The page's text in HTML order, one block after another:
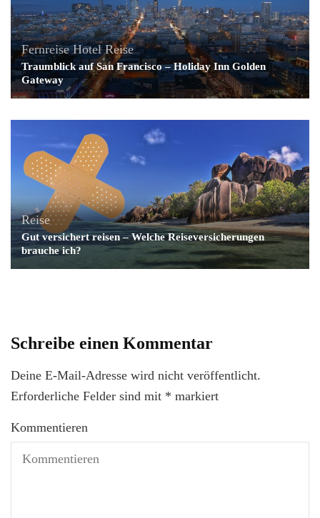
Fernreise Hotel Reise
Traumblick auf San Francisco – Holiday Inn Golden
Gateway
Reise
Gut versichert reisen – Welche Reiseversicherungen
brauche ich?
Schreibe einen Kommentar
Deine E-Mail-Adresse wird nicht veröffentlicht.
Erforderliche Felder sind mit * markiert
Kommentieren